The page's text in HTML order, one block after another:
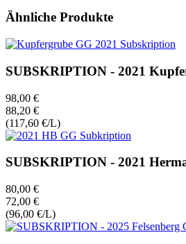
Ähnliche Produkte
SUBSKRIPTION - 2021
98,00 €
88,20 €
(117,60 €/L)
SUBSKRIPTION - 2021
80,00 €
72,00 €
(96,00 €/L)